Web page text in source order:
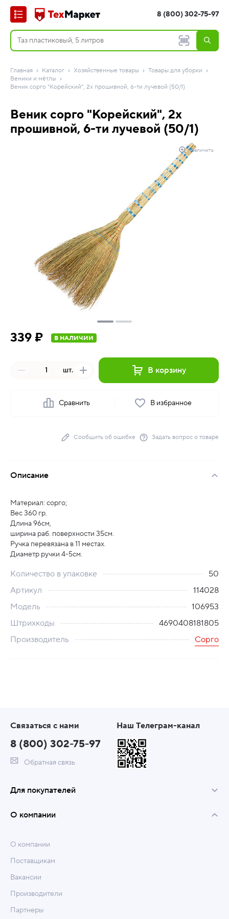
8 (800) 302-75-97
Главная Каталог Хозяйственные товары
Товары для уборки
Веники и мётлы
Веник сорго "Корейский", 2х прошивной, 6-ти лучевой (50/1)
Веник сорго "Корейский", 2х
прошивной, 6-ти лучевой (50/1)
Увеличить
339 ₽ В НАЛИЧИИ
шт. В корзину
Сравнить В избранное
Сообщить об ошибке Задать вопрос о товаре
Описание
Материал: сорго;
Вес 360 гр.
Длина 96см,
ширина раб. поверхности 35см.
Ручка перевязана в 11 местах.
Диаметр ручки 4-5см.
Количество в упаковке
50
Артикул
114028
Модель
106953
Штрихкоды
4690408181805
Производитель
Сорго
Связаться с нами
8 (800) 302-75-97
Обратная связь
Наш Телеграм-канал
Для покупателей
О компании
О компании
Поставщикам
Вакансии
Производители
Партнеры